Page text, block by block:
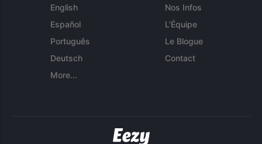
English
Español
Português
Deutsch
More...
Nos Infos
L'Équipe
Le Blogue
Contact